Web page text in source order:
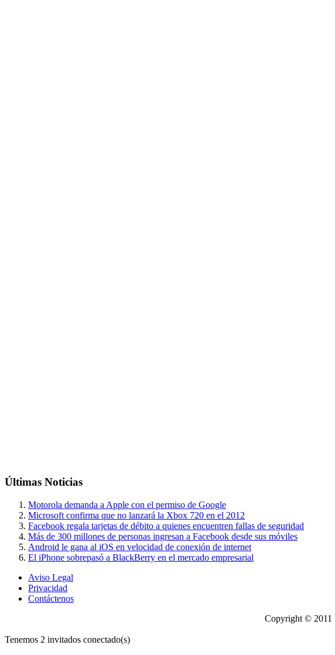
Últimas Noticias
Motorola demanda a Apple con el permiso de Google
Microsoft confirma que no lanzará la Xbox 720 en el 2012
Facebook regala tarjetas de débito a quienes encuentren fallas de seguridad
Más de 300 millones de personas ingresan a Facebook desde sus móviles
Android le gana al iOS en velocidad de conexión de internet
El iPhone sobrepasó a BlackBerry en el mercado empresarial
Aviso Legal
Privacidad
Contáctenos
Copyright © 2011
Tenemos 2 invitados conectado(s)